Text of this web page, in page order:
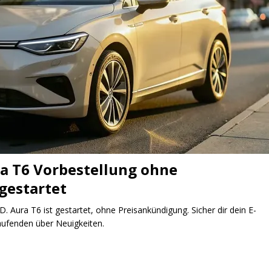
T6 Vorbestellung ohne
Aura T6 ist gestartet, ohne Preisankündigung. Sicher dir dein E-
über Neuigkeiten.